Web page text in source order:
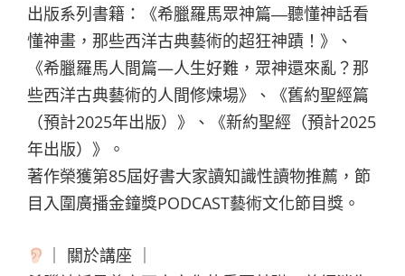
出版系列書籍：《希臘羅馬眾神篇―聽懂神話看
懂神畫，那些西洋古典藝術的超狂神蹟！》、
《希臘羅馬人間篇—人生好難，眾神還來亂？那
些西洋古典藝術的人間修煉場》、《舊約聖經篇
（預計2025年出版）》、《新約聖經（預計2025
年出版）》。
著作榮獲第85屆好書大家讀知識性讀物推薦，節
目入圍廣播金鐘獎PODCAST藝術文化節目獎。
｜ 關於講座 ｜